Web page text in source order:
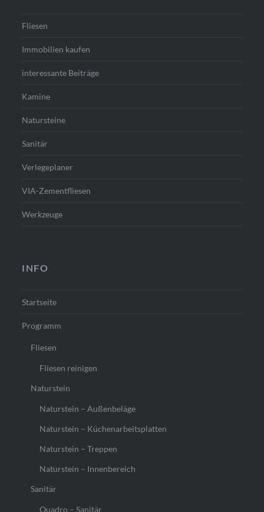
Fliesen
Immobilien kaufen
interessante Beiträge
Kamine
Natursteine
Sanitär
Verlegeplaner
VIA-Zementfliesen
Werkzeuge
INFO
Startseite
Programm
Fliesen
Fliesen reinigen
Naturstein
Naturstein – Außenbeläge
Naturstein – Küchenarbeitsplatten
Naturstein – Treppen
Naturstein – Innenbereich
Sanitär
Quadro – Sanitär